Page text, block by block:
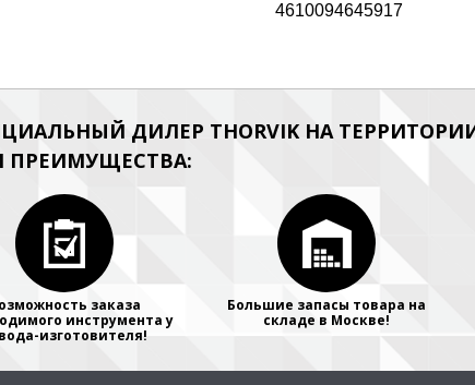
4610094645917
ДИЛЕР THORVIK НА
ПРЕИМУЩЕСТВА:
заказа
инструмента у
изготовителя!
Большие запасы товара на
складе в Москве!